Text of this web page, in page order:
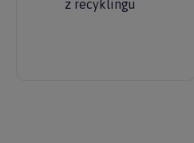
z recyklingu